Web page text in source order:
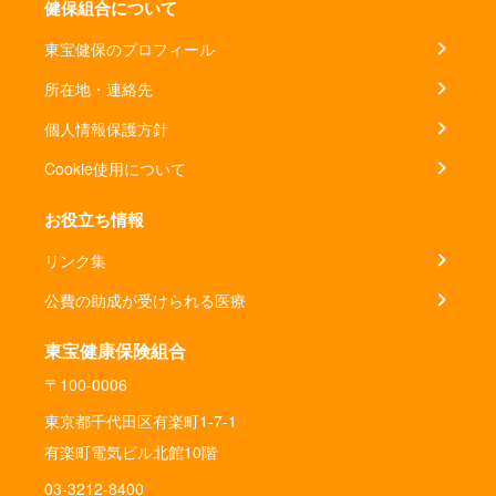
健保組合について
東宝健保のプロフィール
所在地・連絡先
個人情報保護方針
Cookie使用について
お役立ち情報
リンク集
公費の助成が受けられる医療
東宝健康保険組合
〒100-0006
東京都千代田区有楽町1-7-1
有楽町電気ビル北館10階
03-3212-8400